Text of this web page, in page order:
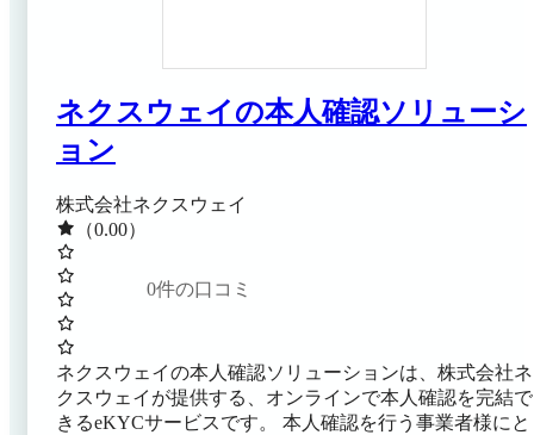
ネクスウェイの本人確認ソリューシ
ョン
株式会社ネクスウェイ
（0.00）
0件の口コミ
ネクスウェイの本人確認ソリューションは、株式会社ネ
クスウェイが提供する、オンラインで本人確認を完結で
きるeKYCサービスです。 本人確認を​行う​事業者様にと